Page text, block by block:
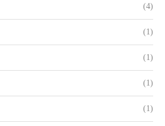
(4)
(1)
(1)
(1)
(1)